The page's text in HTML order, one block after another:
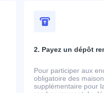
2. Payez un dépôt
Pour participer aux
obligatoire des
supplémentaire pour